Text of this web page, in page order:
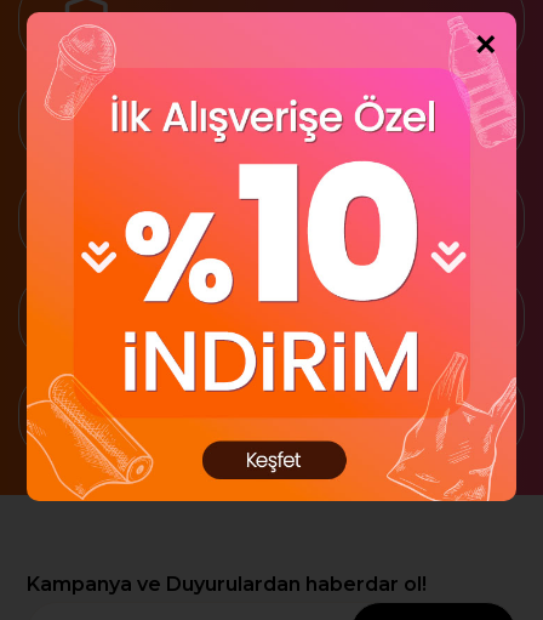
2 Gün İçinde Teslimat
İade Garantisi
1500 TL Üzeri Ücretsiz Kargo
Kampanya ve Duyurulardan haberdar ol!
×